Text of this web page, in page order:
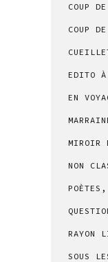
COUP
COUP
EDITO À
EN
MIROIR
NON
RAYON
SOUS